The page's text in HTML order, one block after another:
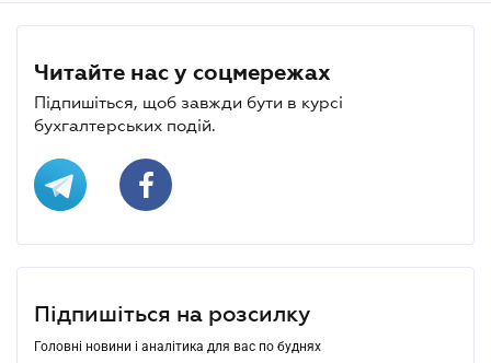
Читайте нас у соцмережах
Підпишіться, щоб завжди бути в курсі
бухгалтерських подій.
Підпишіться на розсилку
Головні новини і аналітика для вас по буднях